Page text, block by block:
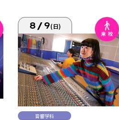
8/9(日)
音響学科